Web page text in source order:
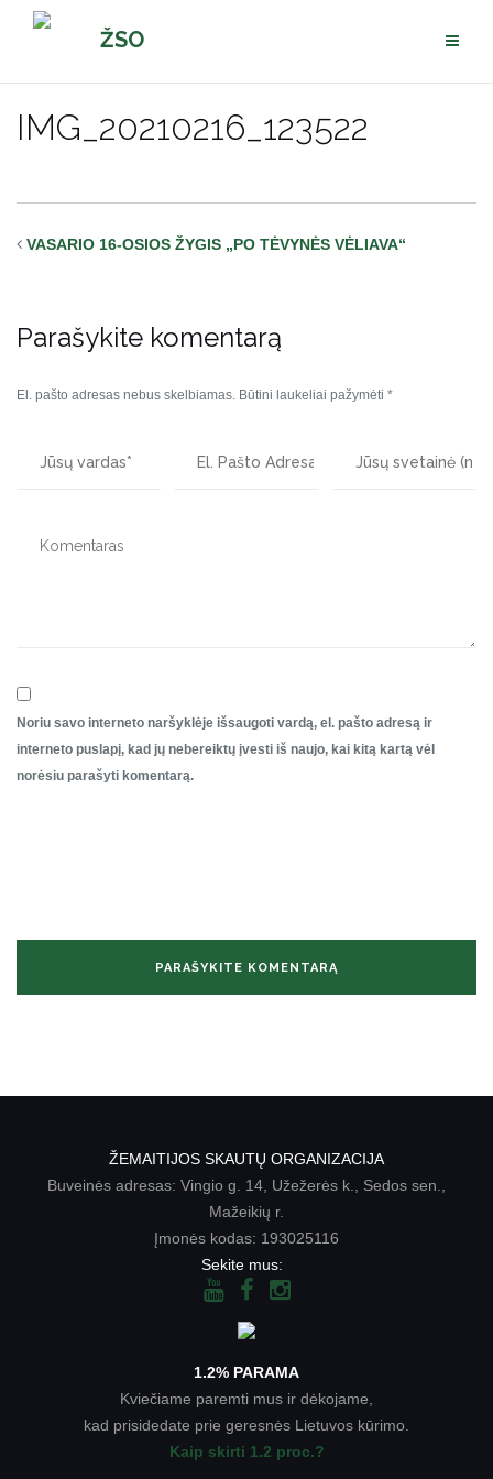
Pereiti
ŽSO
IMG_20210216_123522
VASARIO 16-OSIOS ŽYGIS „PO TĖVYNĖS VĖLIAVA“
Parašykite komentarą
El. pašto adresas nebus skelbiamas. Būtini laukeliai pažymėti *
Noriu savo interneto naršyklėje išsaugoti vardą, el. pašto adresą ir
interneto puslapį, kad jų nebereiktų įvesti iš naujo, kai kitą kartą vėl
norėsiu parašyti komentarą.
ŽEMAITIJOS SKAUTŲ ORGANIZACIJA
Buveinės adresas: Vingio g. 14, Užežerės k., Sedos sen.,
Mažeikių r.
Įmonės kodas: 193025116
Sekite mus:
1.2% PARAMA
Kviečiame paremti mus ir dėkojame,
kad prisidedate prie geresnės Lietuvos kūrimo.
Kaip skirti 1.2 proc.?